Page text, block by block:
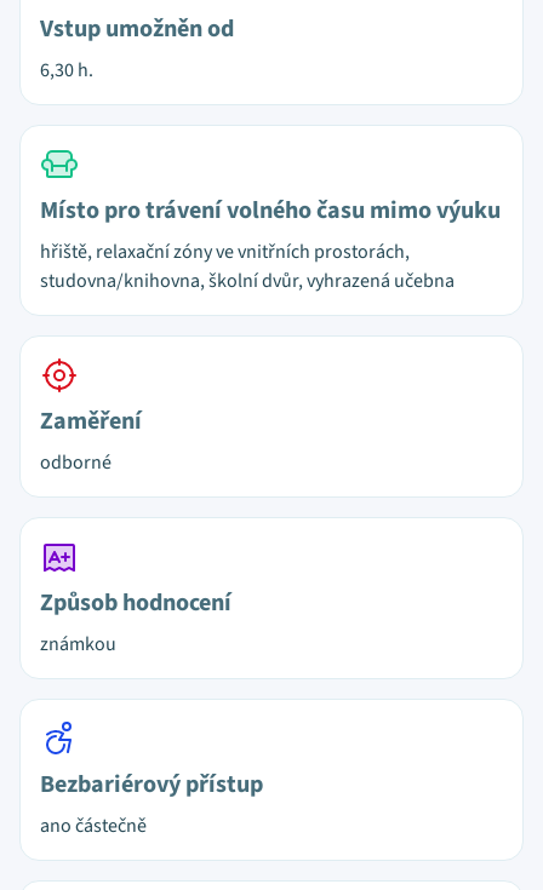
Vstup umožněn od
6,30 h.
Místo pro trávení volného času mimo výuku
hřiště, relaxační zóny ve vnitřních prostorách,
studovna/knihovna, školní dvůr, vyhrazená učebna
Zaměření
odborné
Způsob hodnocení
známkou
Bezbariérový přístup
ano částečně